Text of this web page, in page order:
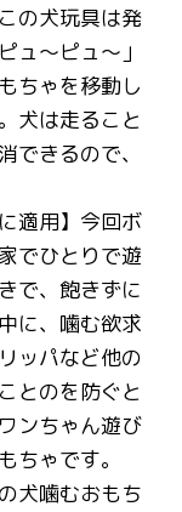
の犬玩具は発
ュ～ピュ～」
ちゃを移動し
犬は走ること
できるので、
適用】今回ボ
でひとりで遊
で、飽きずに
に、噛む欲求
ッパなど他の
とのを防ぐと
ンちゃん遊び
ちゃです。
犬噛むおもち